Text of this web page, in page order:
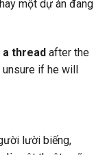
một dự án đang
a thread after the
unsure if he will
lười biếng,